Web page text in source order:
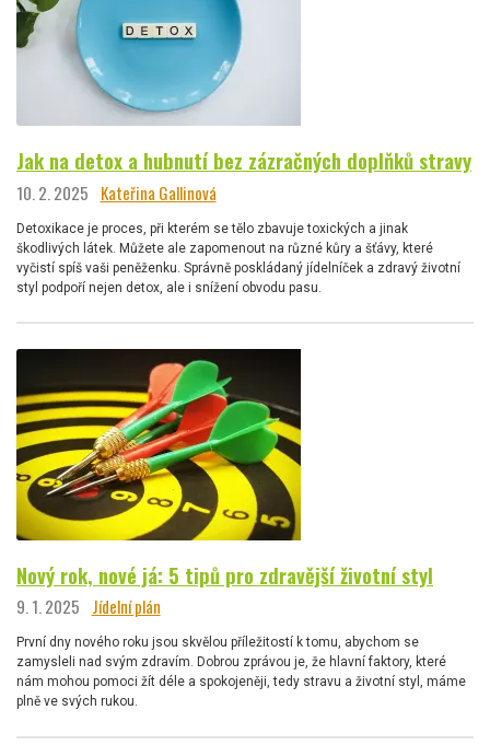
Jak na detox a hubnutí bez zázračných doplňků stravy
10. 2. 2025 Kateřina Gallinová
Detoxikace je proces, při kterém se tělo zbavuje toxických a jinak
škodlivých látek. Můžete ale zapomenout na různé kůry a šťávy, které
vyčistí spíš vaši peněženku. Správně poskládaný jídelníček a zdravý životní
styl podpoří nejen detox, ale i snížení obvodu pasu.
Nový rok, nové já: 5 tipů pro zdravější životní styl
9. 1. 2025 Jídelní plán
První dny nového roku jsou skvělou příležitostí k tomu, abychom se
zamysleli nad svým zdravím. Dobrou zprávou je, že hlavní faktory, které
nám mohou pomoci žít déle a spokojeněji, tedy stravu a životní styl, máme
plně ve svých rukou.